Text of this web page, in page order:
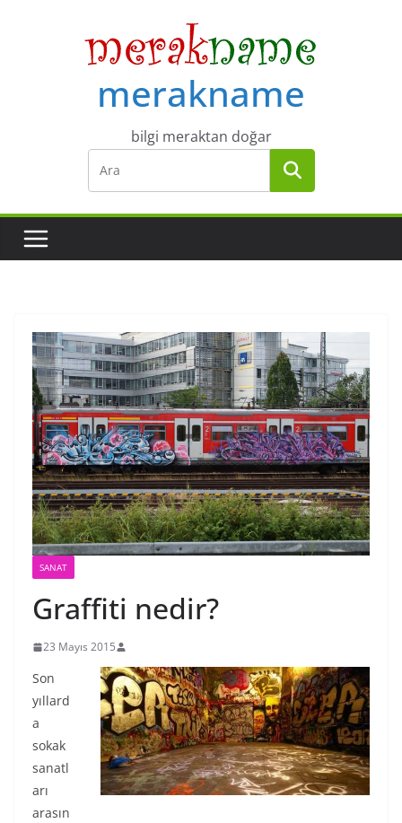
merakname
bilgi meraktan doğar
SANAT
Graffiti nedir?
23 Mayıs 2015
Son
yıllard
a
sokak
sanatl
arı
arasın